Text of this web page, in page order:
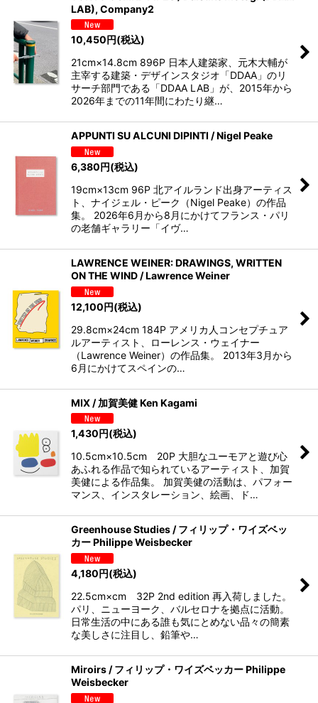
LAB), Company2
10,450円(税込)
21cm×14.8cm 896P 日本人建築家、元木大輔が
主宰する建築・デザインスタジオ「DDAA」のリ
サーチ部門である「DDAA LAB」が、2015年から
2026年までの11年間にわたり継…
APPUNTI SU ALCUNI DIPINTI / Nigel Peake
6,380円(税込)
19cm×13cm 96P 北アイルランド出身アーティス
ト、ナイジェル・ピーク（Nigel Peake）の作品
集。 2026年6月から8月にかけてフランス・パリ
の老舗ギャラリー「イヴ…
LAWRENCE WEINER: DRAWINGS, WRITTEN
ON THE WIND / Lawrence Weiner
12,100円(税込)
29.8cm×24cm 184P アメリカ人コンセプチュア
ルアーティスト、ローレンス・ウェイナー
（Lawrence Weiner）の作品集。 2013年3月から
6月にかけてスペインの…
MIX / 加賀美健 Ken Kagami
1,430円(税込)
10.5cm×10.5cm 20P 大胆なユーモアと遊び心
あふれる作品で知られているアーティスト、加賀
美健による作品集。 加賀美健の活動は、パフォー
マンス、インスタレーション、絵画、ド…
Greenhouse Studies / フィリップ・ワイズベッ
カー Philippe Weisbecker
4,180円(税込)
22.5cm×cm 32P 2nd edition 再入荷しました。
パリ、ニューヨーク、バルセロナを拠点に活動。
日常生活の中にある誰も気にとめない品々の簡素
な美しさに注目し、鉛筆や…
Miroirs / フィリップ・ワイズベッカー Philippe
Weisbecker